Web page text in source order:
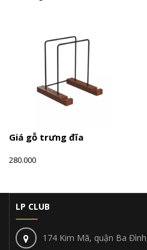
Giá gỗ trưng đĩa
280.000
LP CLUB
174 Kim Mã, quận Ba